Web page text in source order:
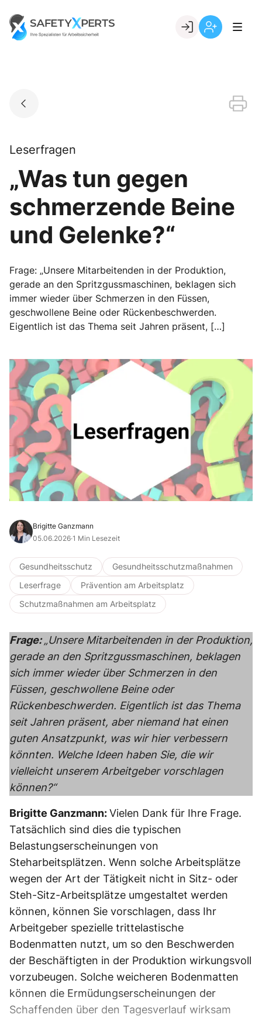
content
Go to landing page.
Leserfragen
„Was tun gegen
schmerzende Beine
und Gelenke?“
Frage: „Unsere Mitarbeitenden in der Produktion,
gerade an den Spritzgussmaschinen, beklagen sich
immer wieder über Schmerzen in den Füssen,
geschwollene Beine oder Rückenbeschwerden.
Eigentlich ist das Thema seit Jahren präsent, […]
Brigitte Ganzmann
05.06.2026·1 Min Lesezeit
Gesundheitsschutz
Gesundheitsschutzmaßnahmen
Leserfrage
Prävention am Arbeitsplatz
Schutzmaßnahmen am Arbeitsplatz
Frage:„Unsere Mitarbeitenden in der Produktion,
gerade an den Spritzgussmaschinen, beklagen
sich immer wieder über Schmerzen in den
Füssen, geschwollene Beine oder
Rückenbeschwerden. Eigentlich ist das Thema
seit Jahren präsent, aber niemand hat einen
guten Ansatzpunkt, was wir hier verbessern
könnten. Welche Ideen haben Sie, die wir
vielleicht unserem Arbeitgeber vorschlagen
können?“
Brigitte Ganzmann:Vielen Dank für Ihre Frage.
Tatsächlich sind dies die typischen
Belastungserscheinungen von
Steharbeitsplätzen. Wenn solche Arbeitsplätze
wegen der Art der Tätigkeit nicht in Sitz- oder
Steh-Sitz-Arbeitsplätze umgestaltet werden
können, können Sie vorschlagen, dass Ihr
Arbeitgeber spezielle trittelastische
Bodenmatten nutzt, um so den Beschwerden
der Beschäftigten in der Produktion wirkungsvoll
vorzubeugen. Solche weicheren Bodenmatten
können die Ermüdungserscheinungen der
Schaffenden über den Tagesverlauf wirksam